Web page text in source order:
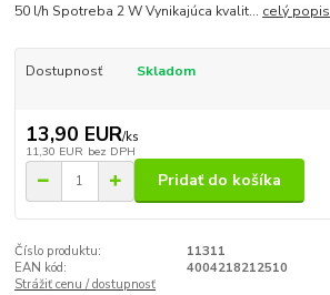
50 l/h Spotreba 2 W Vynikajúca kvalit... celý popis
Dostupnosť Skladom
13,90 EUR/ks
11,30 EUR bez DPH
Pridať do košíka
Číslo produktu:
11311
EAN kód:
4004218212510
Strážiť cenu / dostupnosť